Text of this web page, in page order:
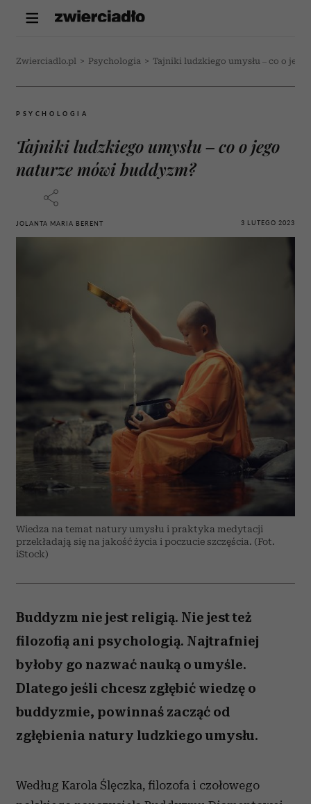
Zwierciadlo.pl > Psychologia > Tajniki ludzkiego umysłu – co o
PSYCHOLOGIA
Tajniki ludzkiego umysłu – co o jego
naturze mówi buddyzm?
JOLANTA MARIA BERENT 3 LUTEGO 2023
Wiedza na temat natury umysłu i praktyka medytacji
przekładają się na jakość życia i poczucie szczęścia. (Fot.
iStock)
Buddyzm nie jest religią. Nie jest też
filozofią ani psychologią. Najtrafniej
byłoby go nazwać nauką o umyśle.
Dlatego jeśli chcesz zgłębić wiedzę o
buddyzmie, powinnaś zacząć od
zgłębienia natury ludzkiego umysłu.
Według Karola Ślęczka, filozofa i czołowego